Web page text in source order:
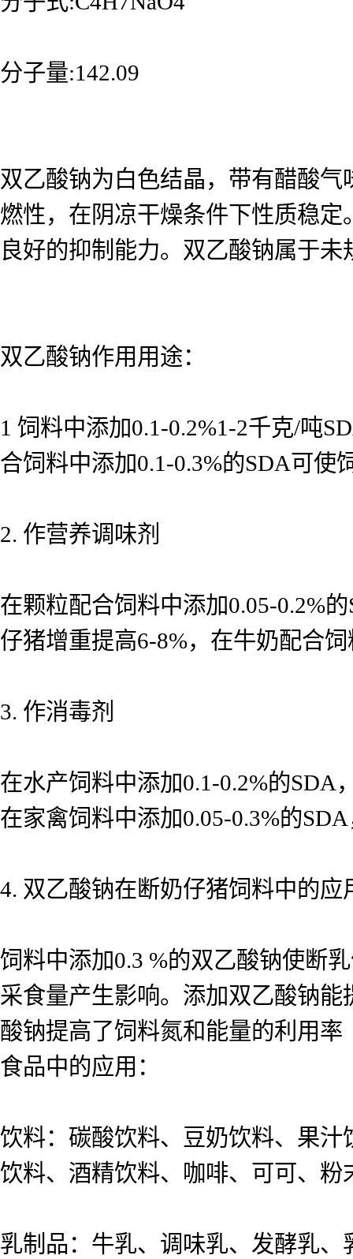
分子量:142.09
双乙酸钠为白色结晶，带有醋酸
燃性，在阴凉干燥条件下性质稳
良好的抑制能力。双乙酸钠属于
双乙酸钠作用用途：
1 饲料中添加0.1-0.2%1-2千克/吨
合饲料中添加0.1-0.3%的SDA可使
2. 作营养调味剂
在颗粒配合饲料中添加0.05-0.2%
仔猪增重提高6-8%，在牛奶配合
3. 作消毒剂
在水产饲料中添加0.1-0.2%的
在家禽饲料中添加0.05-0.3%的
4. 双乙酸钠在断奶仔猪饲料中的应
饲料中添加0.3 %的双乙酸钠使断
采食量产生影响。添加双乙酸钠
酸钠提高了饲料氮和能量的利用率
食品中的应用：
饮料：碳酸饮料、豆奶饮料、果
饮料、酒精饮料、咖啡、可可、粉
乳制品：牛乳、调味乳、发酵乳